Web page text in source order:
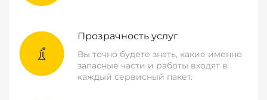
Прозрачность услуг
Вы точно будете знать, какие именно
запасные части и работы входят в
каждый сервисный пакет.